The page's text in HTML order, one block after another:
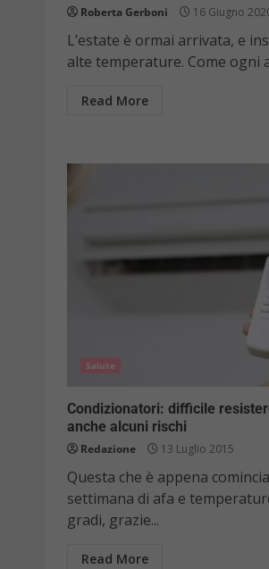
Roberta Gerboni 16 Giugno
L’estate è ormai arrivata, e
alte temperature. Come ogni
Read More
Salute
Condizionatori: difficile
anche alcuni rischi
Redazione 13 Luglio 2015
Questa che è appena
settimana di afa e
gradi, grazie...
Read More